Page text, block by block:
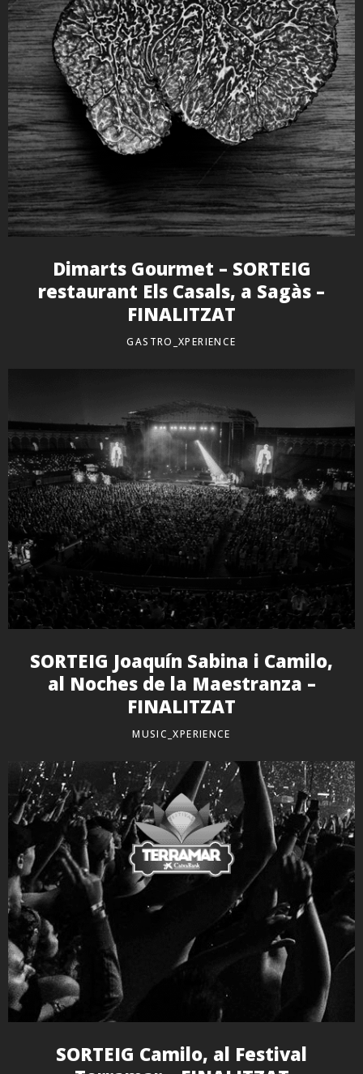
Dimarts Gourmet – SORTEIG
restaurant Els Casals, a Sagàs –
FINALITZAT
GASTRO_XPERIENCE
SORTEIG Joaquín Sabina i Camilo,
al Noches de la Maestranza –
FINALITZAT
MUSIC_XPERIENCE
SORTEIG Camilo, al Festival